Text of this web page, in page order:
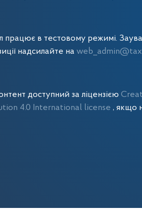
працює в тестовому режимі.
надсилайте на
доступний за ліцензією
4.0 International license, якщо